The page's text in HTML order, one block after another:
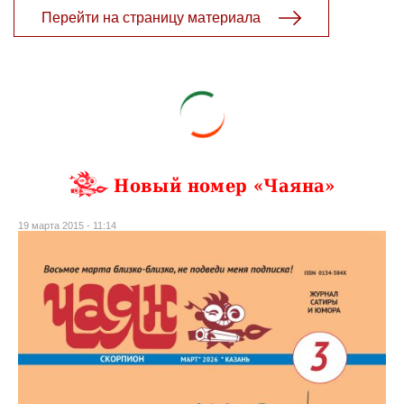
Перейти на страницу материала
Новый номер «Чаяна»
19 марта 2015 - 11:14